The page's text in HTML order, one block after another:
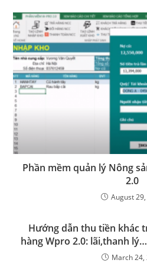
Phần mềm quản lý Nông
2.0
August
Hướng dẫn thu tiền khác
hàng Wpro 2.0: lãi,thanh
March 24,